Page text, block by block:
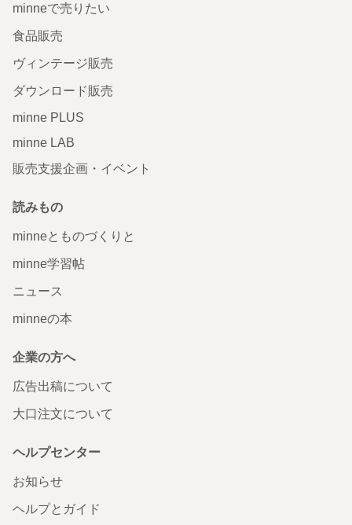
minneで売りたい
食品販売
ヴィンテージ販売
ダウンロード販売
minne PLUS
minne LAB
販売支援企画・イベント
読みもの
minneとものづくりと
minne学習帖
ニュース
minneの本
企業の方へ
広告出稿について
大口注文について
ヘルプセンター
お知らせ
ヘルプとガイド